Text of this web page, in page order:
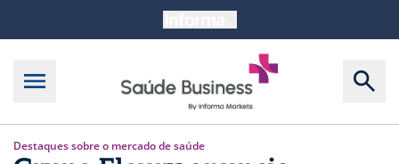
Destaques sobre o mercado de saúde